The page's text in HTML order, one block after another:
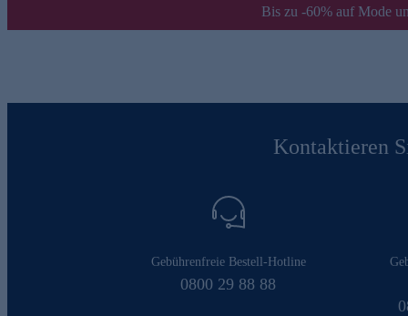
Bis zu -60% auf Mode
Kontaktieren
Gebührenfreie Bestell-Hotline
0800 29 88 88